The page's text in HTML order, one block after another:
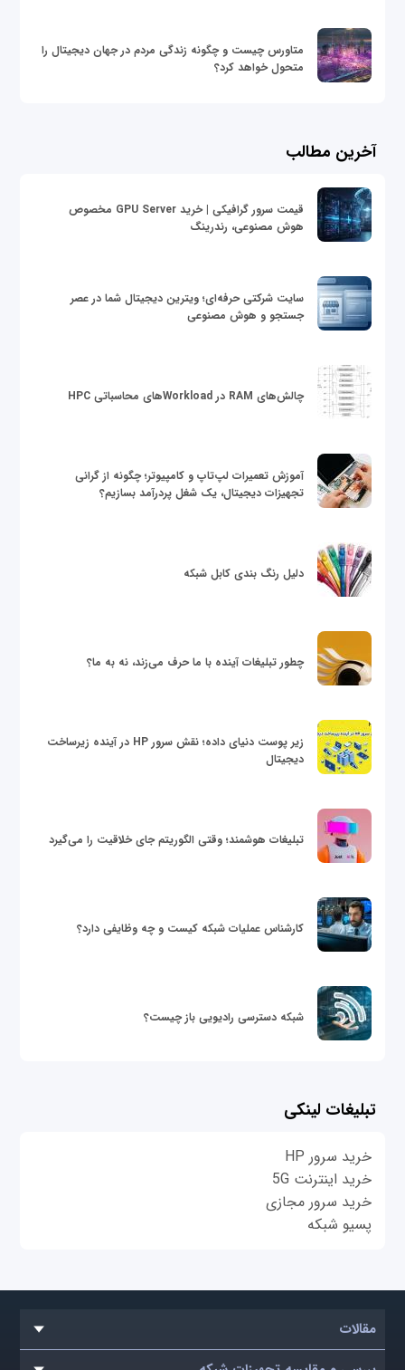
متاورس چیست و چگونه زندگی مردم در جهان دیجیتال را
متحول خواهد کرد؟
آخرین مطالب
قیمت سرور گرافیکی | خرید GPU Server مخصوص
هوش مصنوعی، رندرینگ
سایت شرکتی حرفه‌ای؛ ویترین دیجیتال شما در عصر
جستجو و هوش مصنوعی
چالش‌های RAM در Workloadهای محاسباتی HPC
آموزش تعمیرات لپ‌تاپ و کامپیوتر؛ چگونه از گرانی
تجهیزات دیجیتال، یک شغل پردرآمد بسازیم؟
دلیل رنگ بندی کابل شبکه
چطور تبلیغات آینده با ما حرف می‌زند، نه به ما؟
زیر پوست دنیای داده؛ نقش سرور HP در آینده زیرساخت
دیجیتال
تبلیغات هوشمند؛ وقتی الگوریتم جای خلاقیت را می‌گیرد
کارشناس عملیات شبکه کیست و چه وظایفی دارد؟
شبکه دسترسی رادیویی باز چیست؟
تبلیغات لینکی
خرید سرور HP
خرید اینترنت 5G
خرید سرور مجازی
پسیو شبکه
مقالات